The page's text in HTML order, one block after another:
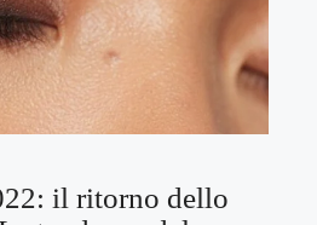
il ritorno dello